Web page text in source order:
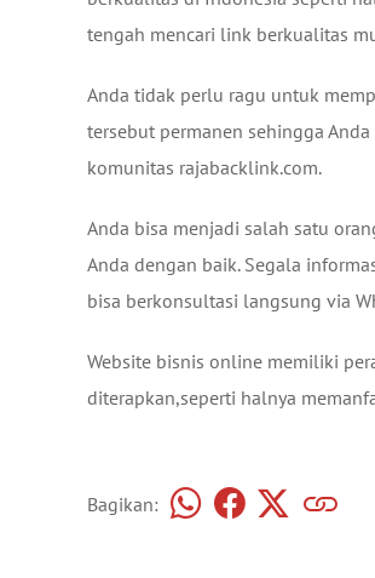
tengah mencari link berkualitas
Anda tidak perlu ragu untuk
tersebut permanen sehingga
komunitas rajabacklink.com.
Anda bisa menjadi salah satu
Anda dengan baik. Segala
bisa berkonsultasi langsung via
Website bisnis online memiliki
diterapkan,seperti halnya
Bagikan: